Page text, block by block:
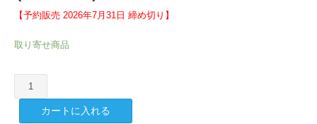
【予約販売 2026年7月31日 締め切り】
取り寄せ商品
月
カートに入れる